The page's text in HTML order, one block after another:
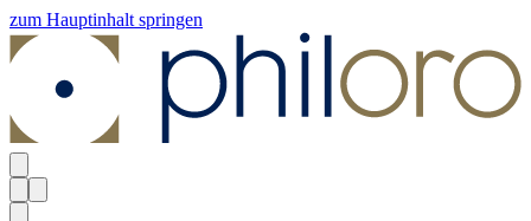
zum Hauptinhalt springen